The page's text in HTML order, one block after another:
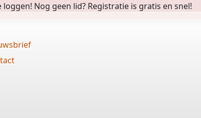
Nog geen lid? Registratie is gratis en snel!